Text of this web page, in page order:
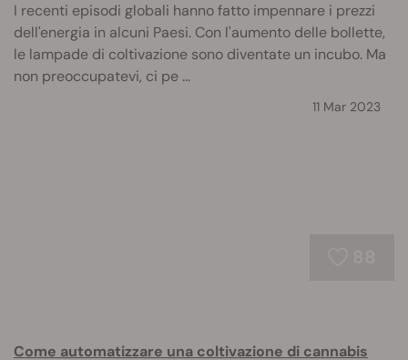
I recenti episodi globali hanno fatto impennare i prezzi
dell'energia in alcuni Paesi. Con l'aumento delle bollette,
le lampade di coltivazione sono diventate un incubo. Ma
non preoccupatevi, ci pe ...
11 Mar 2023
Come automatizzare una coltivazione di cannabis